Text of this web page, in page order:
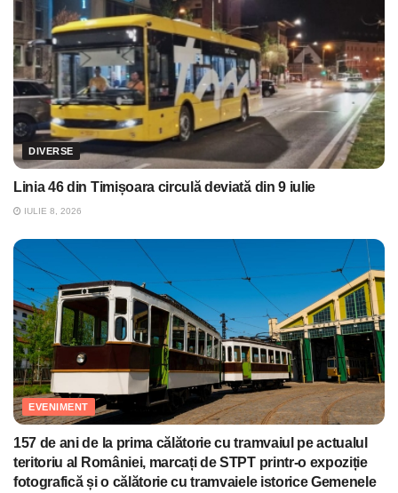
DIVERSE
Linia 46 din Timișoara circulă deviată din 9 iulie
IULIE 8, 2026
EVENIMENT
157 de ani de la prima călătorie cu tramvaiul pe actualul
teritoriu al României, marcați de STPT printr-o expoziție
fotografică și o călătorie cu tramvaiele istorice Gemenele